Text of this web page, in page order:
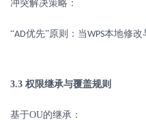
冲突解决策略：
“AD优先”原则：当WPS本地修改
3.3 权限继承与覆盖规则
基于OU的继承：